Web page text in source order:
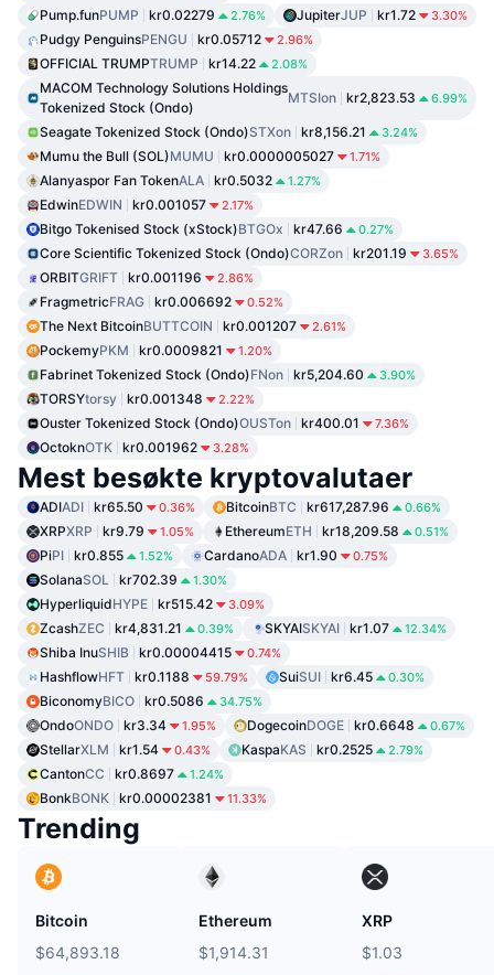
Pump.funPUMP kr0.02279 2.76% JupiterJUP kr1.72 3.30%
Pudgy PenguinsPENGU kr0.05712 2.96%
OFFICIAL TRUMPTRUMP kr14.22 2.08%
MACOM Technology Solutions Holdings
Tokenized Stock (Ondo)
MTSIon kr2,823.53 6.99%
Seagate Tokenized Stock (Ondo)STXon kr8,156.21 3.24%
Mumu the Bull (SOL)MUMU kr0.0000005027 1.71%
Alanyaspor Fan TokenALA kr0.5032 1.27%
EdwinEDWIN kr0.001057 2.17%
Bitgo Tokenised Stock (xStock)BTGOx kr47.66 0.27%
Core Scientific Tokenized Stock (Ondo)CORZon kr201.19 3.65%
ORBITGRIFT kr0.001196 2.86%
FragmetricFRAG kr0.006692 0.52%
The Next BitcoinBUTTCOIN kr0.001207 2.61%
PockemyPKM kr0.0009821 1.20%
Fabrinet Tokenized Stock (Ondo)FNon kr5,204.60 3.90%
TORSYtorsy kr0.001348 2.22%
Ouster Tokenized Stock (Ondo)OUSTon kr400.01 7.36%
OctoknOTK kr0.001962 3.28%
Mest besøkte kryptovalutaer
ADIADI kr65.50 0.36% BitcoinBTC kr617,287.96 0.66%
XRPXRP kr9.79 1.05% EthereumETH kr18,209.58 0.51%
PiPI kr0.855 1.52% CardanoADA kr1.90 0.75%
SolanaSOL kr702.39 1.30%
HyperliquidHYPE kr515.42 3.09%
ZcashZEC kr4,831.21 0.39% SKYAISKYAI kr1.07 12.34%
Shiba InuSHIB kr0.00004415 0.74%
HashflowHFT kr0.1188 59.79% SuiSUI kr6.45 0.30%
BiconomyBICO kr0.5086 34.75%
OndoONDO kr3.34 1.95% DogecoinDOGE kr0.6648 0.67%
StellarXLM kr1.54 0.43% KaspaKAS kr0.2525 2.79%
CantonCC kr0.8697 1.24%
BonkBONK kr0.00002381 11.33%
Trending
Bitcoin
$64,893.18
Ethereum
$1,914.31
XRP
$1.03